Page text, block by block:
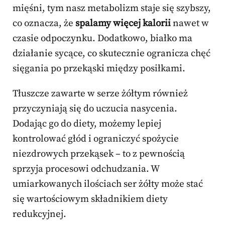
mięśni, tym nasz metabolizm staje się szybszy,
co oznacza, że spalamy więcej kaloriinawet w
czasie odpoczynku. Dodatkowo, białko ma
działanie sycące, co skutecznie ogranicza chęć
sięgania po przekąski między posiłkami.
Tłuszcze zawarte w serze żółtym również
przyczyniają się do uczucia nasycenia.
Dodając go do diety, możemy lepiej
kontrolować głód i ograniczyć spożycie
niezdrowych przekąsek – to z pewnością
sprzyja procesowi odchudzania. W
umiarkowanych ilościach ser żółty może stać
się wartościowym składnikiem diety
redukcyjnej.